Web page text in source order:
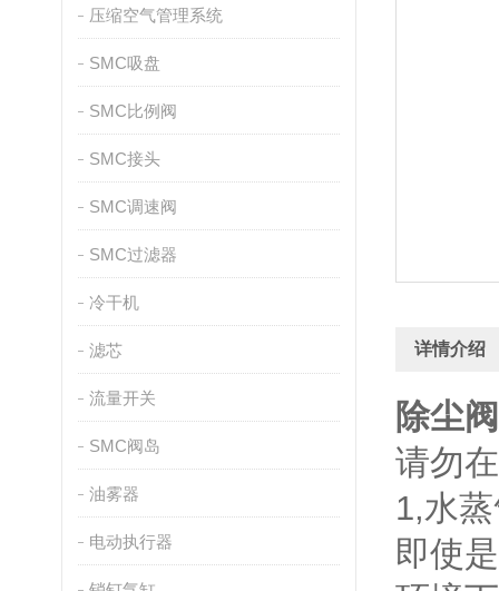
压缩空气管理系统
SMC吸盘
SMC比例阀
SMC接头
SMC调速阀
SMC过滤器
冷干机
滤芯
流量开关
SMC阀岛
油雾器
电动执行器
详情介绍
除尘
请勿
1,水
即使